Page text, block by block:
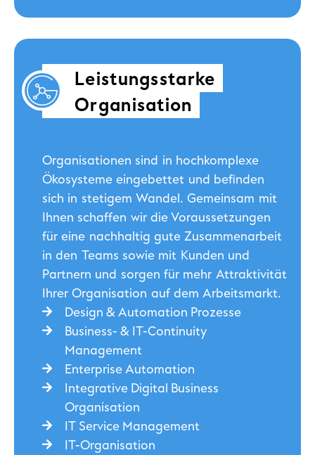
Leistungs­starke
Organi­sation
Organisationen sind in hochkomplexe
Ökosysteme eingebettet und befinden
sich in stetigem Wandel. Gemeinsam mit
Ihnen schaffen wir die Voraussetzungen
für eine nachhaltig gute Zusammenarbeit
in den Teams sowie mit Kunden und
Partnern und sorgen für mehr Attraktivität
Ihrer Organisation auf dem Arbeitsmarkt.
Design & Automation Prozesse
Business- & IT-Continuity
Management
Enterprise Automation
Integrative Digital Business
Organisation
IT Service Management
IT-Organisation